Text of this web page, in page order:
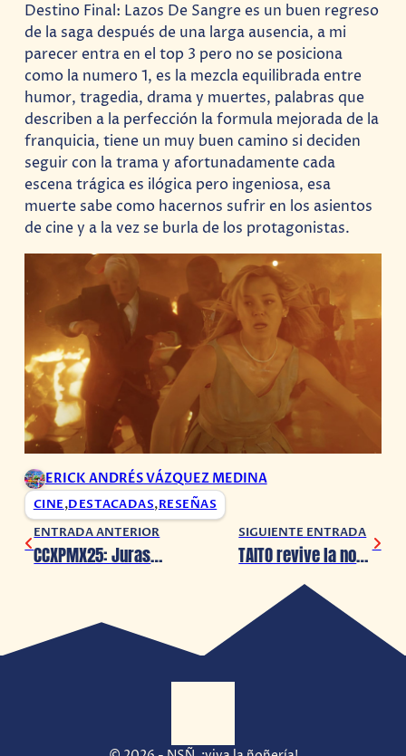
Destino Final: Lazos De Sangre es un buen regreso
de la saga después de una larga ausencia, a mi
parecer entra en el top 3 pero no se posiciona
como la numero 1, es la mezcla equilibrada entre
humor, tragedia, drama y muertes, palabras que
describen a la perfección la formula mejorada de la
franquicia, tiene un muy buen camino si deciden
seguir con la trama y afortunadamente cada
escena trágica es ilógica pero ingeniosa, esa
muerte sabe como hacernos sufrir en los asientos
de cine y a la vez se burla de los protagonistas.
ERICK ANDRÉS VÁZQUEZ MEDINA
CINE,DESTACADAS,RESEÑAS
ENTRADA ANTERIOR
CCXPMX25: Jurassic World Renace se hará presente con sus protagonistas.
SIGUIENTE ENTRADA
TAITO revive la nostalgia con Parasol Superstars – Special Edition